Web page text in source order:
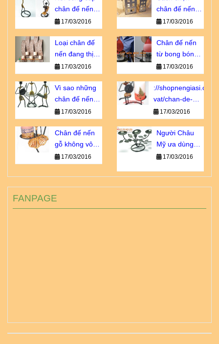
chân đế nến
giá sỉ chiết
khấu cao
17/03/2016
chân đế nến
tôn vinh vẻ đẹp
nội thất
17/03/2016
Loại chân đế
nến đang thịnh
hành số 1 tại
Châu u
17/03/2016
Chân đế nến
từ bong bóng -
sao lại không?
17/03/2016
Vì sao những
chân đế nến
này luôn cháy
hàng?
17/03/2016
://
vat/chan-de-
nen-go-khong-
vo-dung-nhu-
ban-nghi.html
17/03/2016
Chân đế nến
gỗ không vô
dụng như bạn
nghĩ!
17/03/2016
Người Châu
Mỹ ưa dùng
loại chân đế
17/03/2016
FANPAGE